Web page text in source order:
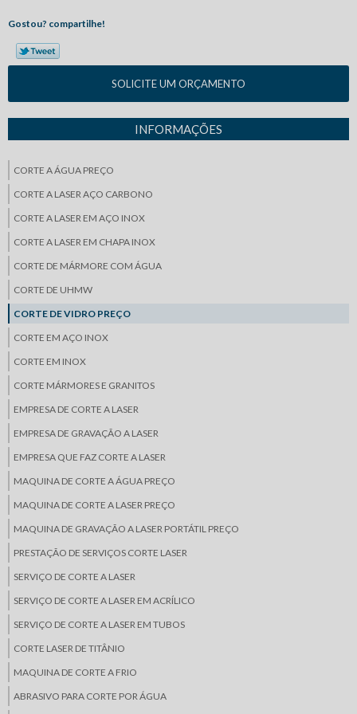
Gostou? compartilhe!
SOLICITE UM ORÇAMENTO
INFORMAÇÕES
CORTE A ÁGUA PREÇO
CORTE A LASER AÇO CARBONO
CORTE A LASER EM AÇO INOX
CORTE A LASER EM CHAPA INOX
CORTE DE MÁRMORE COM ÁGUA
CORTE DE UHMW
CORTE DE VIDRO PREÇO
CORTE EM AÇO INOX
CORTE EM INOX
CORTE MÁRMORES E GRANITOS
EMPRESA DE CORTE A LASER
EMPRESA DE GRAVAÇÃO A LASER
EMPRESA QUE FAZ CORTE A LASER
MAQUINA DE CORTE A ÁGUA PREÇO
MAQUINA DE CORTE A LASER PREÇO
MAQUINA DE GRAVAÇÃO A LASER PORTÁTIL PREÇO
PRESTAÇÃO DE SERVIÇOS CORTE LASER
SERVIÇO DE CORTE A LASER
SERVIÇO DE CORTE A LASER EM ACRÍLICO
SERVIÇO DE CORTE A LASER EM TUBOS
CORTE LASER DE TITÂNIO
MAQUINA DE CORTE A FRIO
ABRASIVO PARA CORTE POR ÁGUA